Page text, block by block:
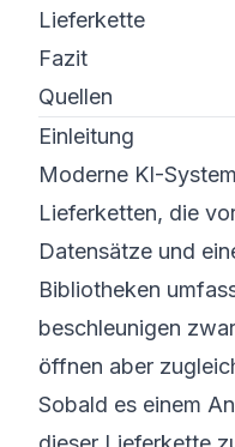
Lieferkette
Fazit
Quellen
Einleitung
Moderne KI-
Lieferketten, die
Datensätze und
Bibliotheken
beschleunigen
öffnen aber
Sobald es einem